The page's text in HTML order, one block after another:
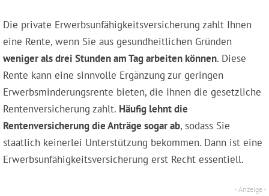
Die private Erwerbsunfähigkeitsversicherung zahlt Ihnen
eine Rente, wenn Sie aus gesundheitlichen Gründen
weniger als drei Stunden am Tag arbeiten können. Diese
Rente kann eine sinnvolle Ergänzung zur geringen
Erwerbsminderungsrente bieten, die Ihnen die gesetzliche
Rentenversicherung zahlt. Häufig lehnt die
Rentenversicherung die Anträge sogar ab, sodass Sie
staatlich keinerlei Unterstützung bekommen. Dann ist eine
Erwerbsunfähigkeitsversicherung erst Recht essentiell.